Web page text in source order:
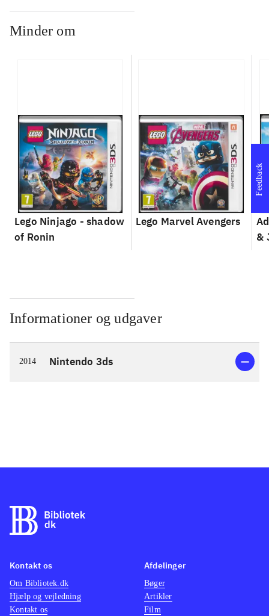
Minder om
Lego Ninjago - shadow
of Ronin
Lego Marvel Avengers
&
Informationer og udgaver
2014 Nintendo 3ds
Feedback
Kontakt os
Om Bibliotek.dk
Hjælp og vejledning
Kontakt os
Afdelinger
Bøger
Artikler
Film